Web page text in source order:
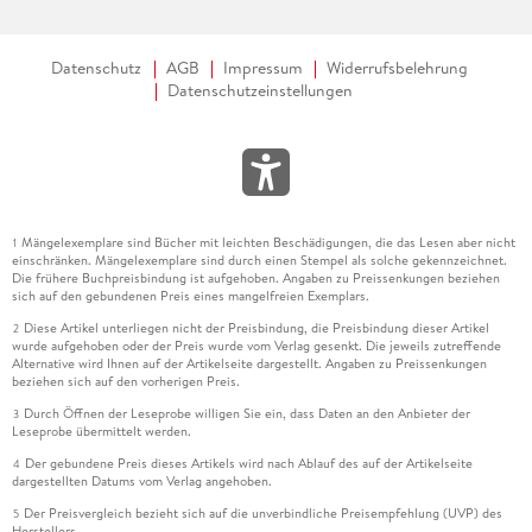
Datenschutz AGB Impressum
Widerrufsbelehrung
Datenschutzeinstellungen
1 Mängelexemplare sind Bücher mit leichten Beschädigungen, die das Lesen aber nicht
einschränken. Mängelexemplare sind durch einen Stempel als solche gekennzeichnet.
Die frühere Buchpreisbindung ist aufgehoben. Angaben zu Preissenkungen beziehen
sich auf den gebundenen Preis eines mangelfreien Exemplars.
2 Diese Artikel unterliegen nicht der Preisbindung, die Preisbindung dieser Artikel
wurde aufgehoben oder der Preis wurde vom Verlag gesenkt. Die jeweils zutreffende
Alternative wird Ihnen auf der Artikelseite dargestellt. Angaben zu Preissenkungen
beziehen sich auf den vorherigen Preis.
3 Durch Öffnen der Leseprobe willigen Sie ein, dass Daten an den Anbieter der
Leseprobe übermittelt werden.
4 Der gebundene Preis dieses Artikels wird nach Ablauf des auf der Artikelseite
dargestellten Datums vom Verlag angehoben.
5 Der Preisvergleich bezieht sich auf die unverbindliche Preisempfehlung (UVP) des